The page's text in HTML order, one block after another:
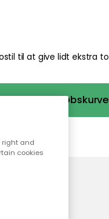
du
I menuen
right and
cookies